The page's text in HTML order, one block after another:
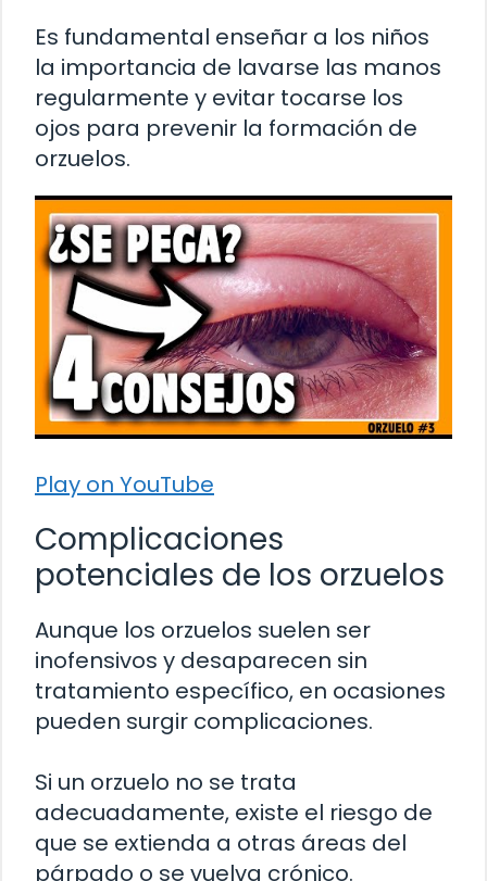
Es fundamental enseñar a los niños
la importancia de lavarse las manos
regularmente y evitar tocarse los
ojos para prevenir la formación de
orzuelos.
Play on YouTube
Complicaciones
potenciales de los orzuelos
Aunque los orzuelos suelen ser
inofensivos y desaparecen sin
tratamiento específico, en ocasiones
pueden surgir complicaciones.
Si un orzuelo no se trata
adecuadamente, existe el riesgo de
que se extienda a otras áreas del
párpado o se vuelva crónico.